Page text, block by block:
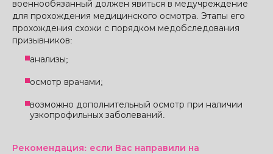
военнообязанный должен явиться в медучреждение
для прохождения медицинского осмотра. Этапы его
прохождения схожи с порядком медобследования
призывников:
анализы;
осмотр врачами;
возможно дополнительный осмотр при наличии
узкопрофильных заболеваний.
Рекомендация: если Вас направили на